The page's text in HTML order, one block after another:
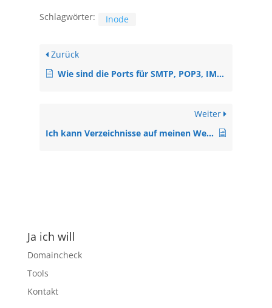
Schlagwörter:
Inode
Zurück
Wie sind die Ports für SMTP, POP3, IMAP
Weiter
Ich kann Verzeichnisse auf meinen Webserver nicht löschen. Was kann ich tun.
Ja ich will
Domaincheck
Tools
Kontakt